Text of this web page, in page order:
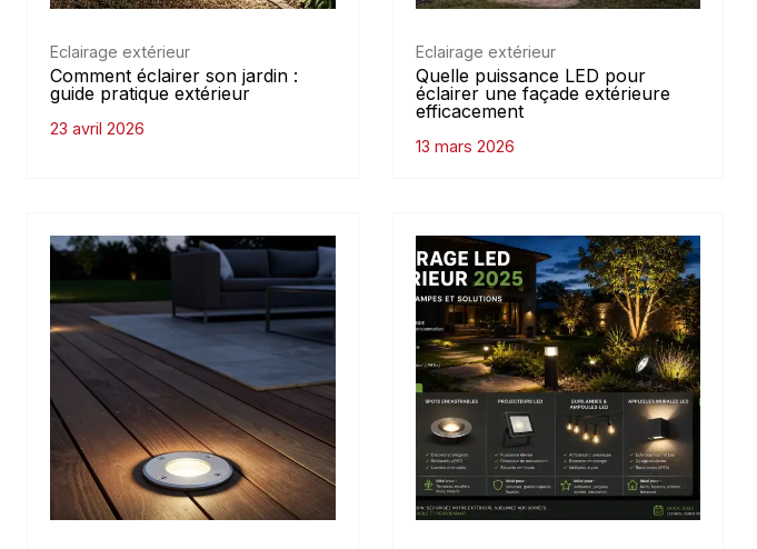
Eclairage extérieur
Comment éclairer son jardin :
guide pratique extérieur
23 avril 2026
Eclairage extérieur
Quelle puissance LED pour
éclairer une façade extérieure
efficacement
13 mars 2026